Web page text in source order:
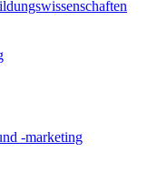
-marketing